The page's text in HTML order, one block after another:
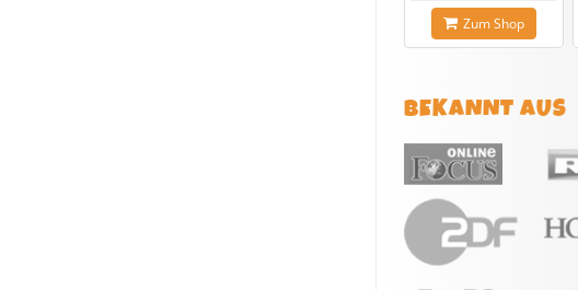
Zum Shop
BEKANNT AUS